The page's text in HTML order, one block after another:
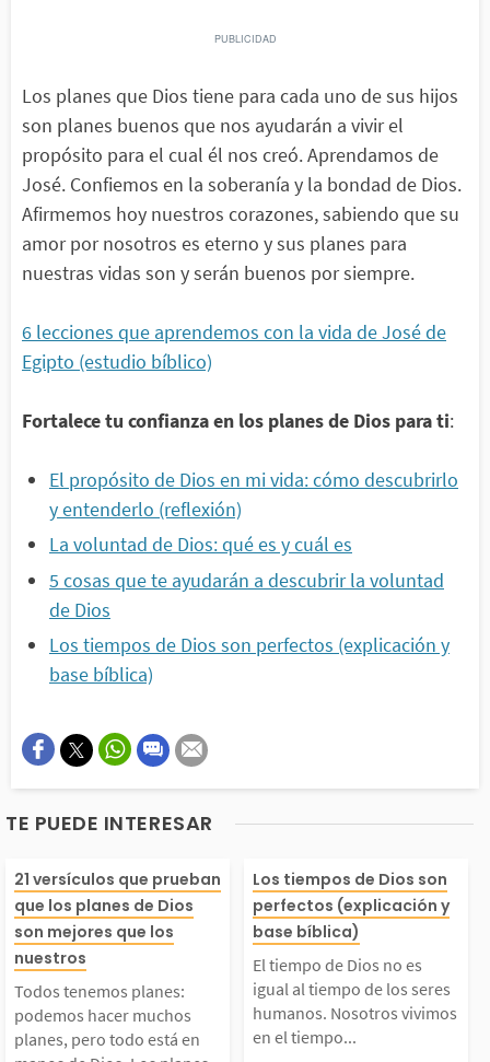
Los planes que Dios tiene para cada uno de sus hijos
son planes buenos que nos ayudarán a vivir el
propósito para el cual él nos creó. Aprendamos de
José. Confiemos en la soberanía y la bondad de Dios.
Afirmemos hoy nuestros corazones, sabiendo que su
amor por nosotros es eterno y sus planes para
nuestras vidas son y serán buenos por siempre.
6 lecciones que aprendemos con la vida de José de
Egipto (estudio bíblico)
Fortalece tu confianza en los planes de Dios para ti:
El propósito de Dios en mi vida: cómo descubrirlo
y entenderlo (reflexión)
La voluntad de Dios: qué es y cuál es
5 cosas que te ayudarán a descubrir la voluntad
de Dios
Los tiempos de Dios son perfectos (explicación y
base bíblica)
TE PUEDE INTERESAR
tenemos planes:
hacer mucho
planes, pero todo est
21 versículos que prueban
que los planes de Dios
son mejores que los
nuestros
Todos tenemos planes:
podemos hacer muchos
planes, pero todo está en
El tiempo de
es igual al
os seres
Los tiempos de Dios son
perfectos (explicación y
base bíblica)
El tiempo de Dios no es
igual al tiempo de los seres
humanos. Nosotros vivimos
en el tiempo...